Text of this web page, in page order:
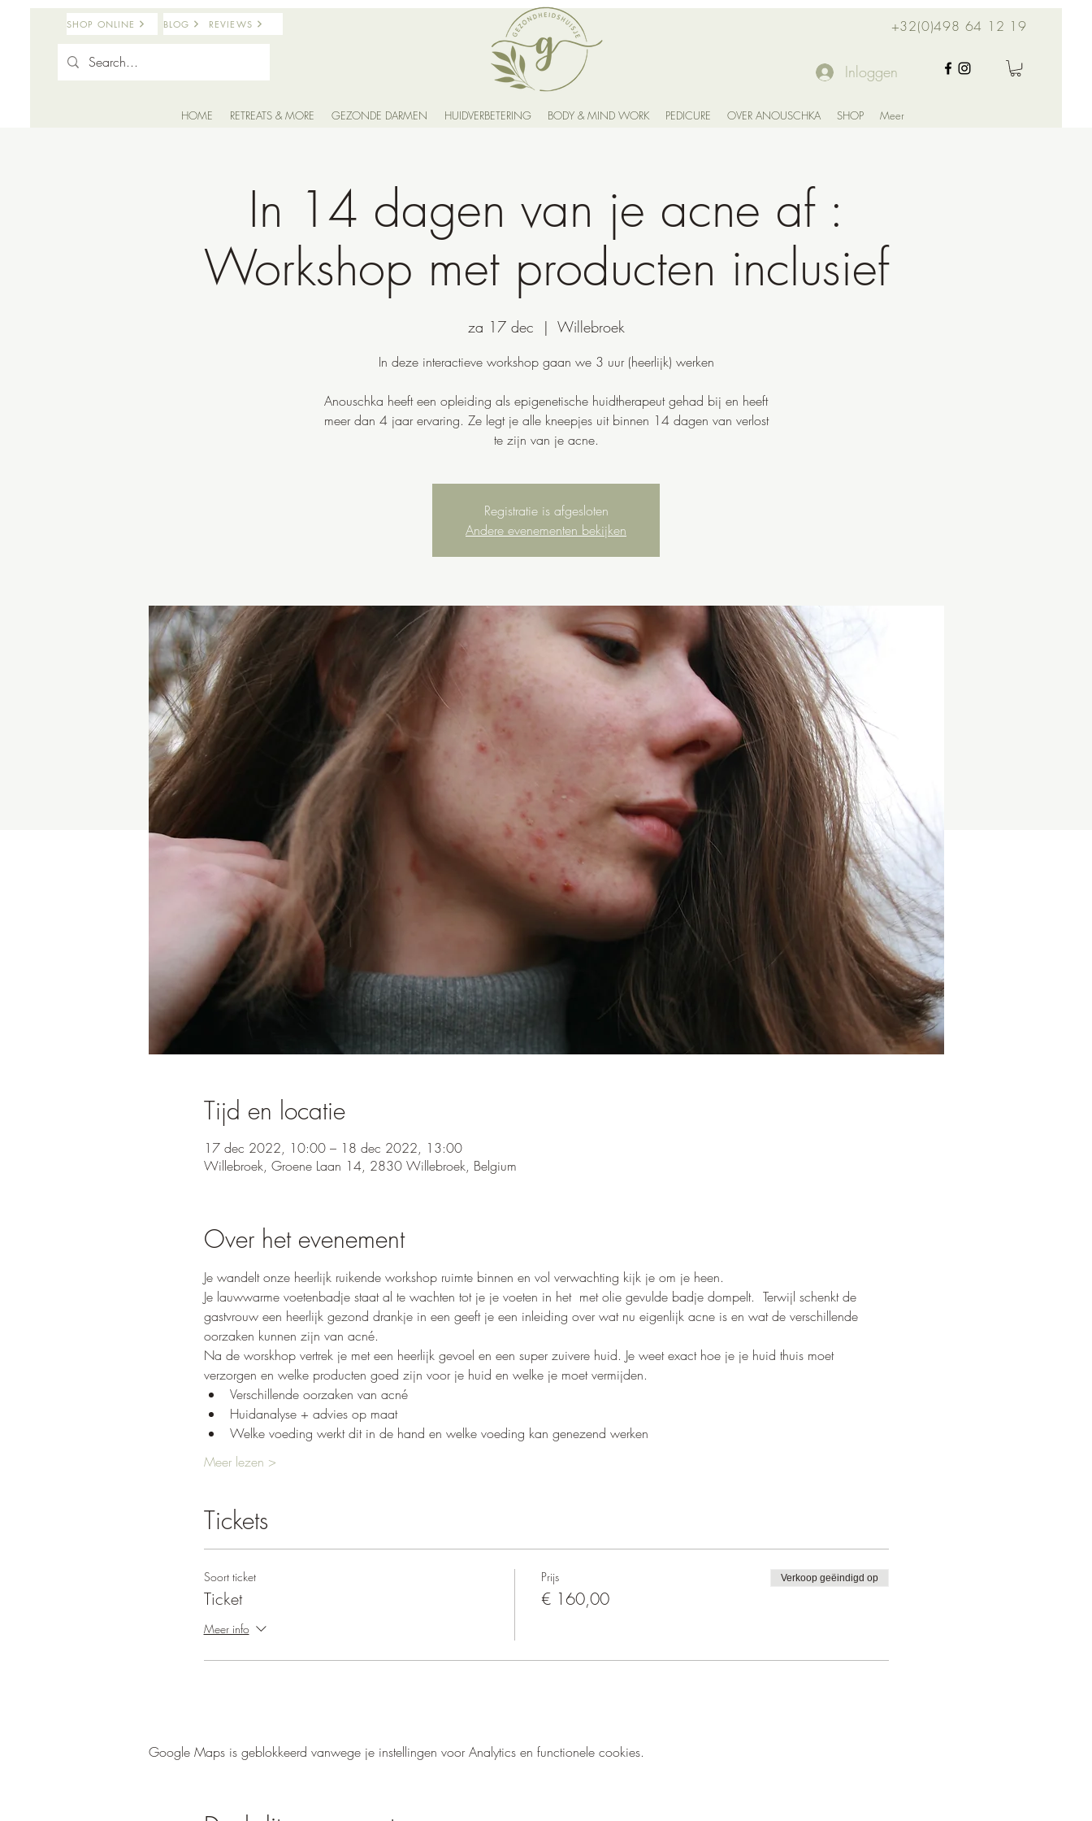
SHOP ONLINE BLOG REVIEWS +32(0)498 64 12 19
Inloggen
HOME RETREATS & MORE GEZONDE DARMEN HUIDVERBETERING BODY & MIND WORK PEDICURE OVER ANOUSCHKA SHOP Meer
In 14 dagen van je acne af :
Workshop met producten inclusief
za 17 dec
  |
Willebroek
In deze interactieve workshop gaan we 3 uur (heerlijk) werken
Anouschka heeft een opleiding als epigenetische huidtherapeut gehad bij en heeft
meer dan 4 jaar ervaring. Ze legt je alle kneepjes uit binnen 14 dagen van verlost
te zijn van je acne.
Registratie is afgesloten
Andere evenementen bekijken
Tijd en locatie
17 dec 2022, 10:00 – 18 dec 2022, 13:00
Willebroek, Groene Laan 14, 2830 Willebroek, Belgium
Over het evenement
Je wandelt onze heerlijk ruikende workshop ruimte binnen en vol verwachting kijk je om je heen.
Je lauwwarme voetenbadje staat al te wachten tot je je voeten in het  met olie gevulde badje dompelt.  Terwijl schenkt de
gastvrouw een heerlijk gezond drankje in een geeft je een inleiding over wat nu eigenlijk acne is en wat de verschillende
oorzaken kunnen zijn van acné.
Na de worskhop vertrek je met een heerlijk gevoel en een super zuivere huid. Je weet exact hoe je je huid thuis moet
verzorgen en welke producten goed zijn voor je huid en welke je moet vermijden.
Verschillende oorzaken van acné
Huidanalyse + advies op maat
Welke voeding werkt dit in de hand en welke voeding kan genezend werken
Meer lezen >
Tickets
Soort ticket
Ticket
Meer info
Prijs
€ 160,00
Verkoop geëindigd op
Google Maps is geblokkeerd vanwege je instellingen voor Analytics en functionele cookies.